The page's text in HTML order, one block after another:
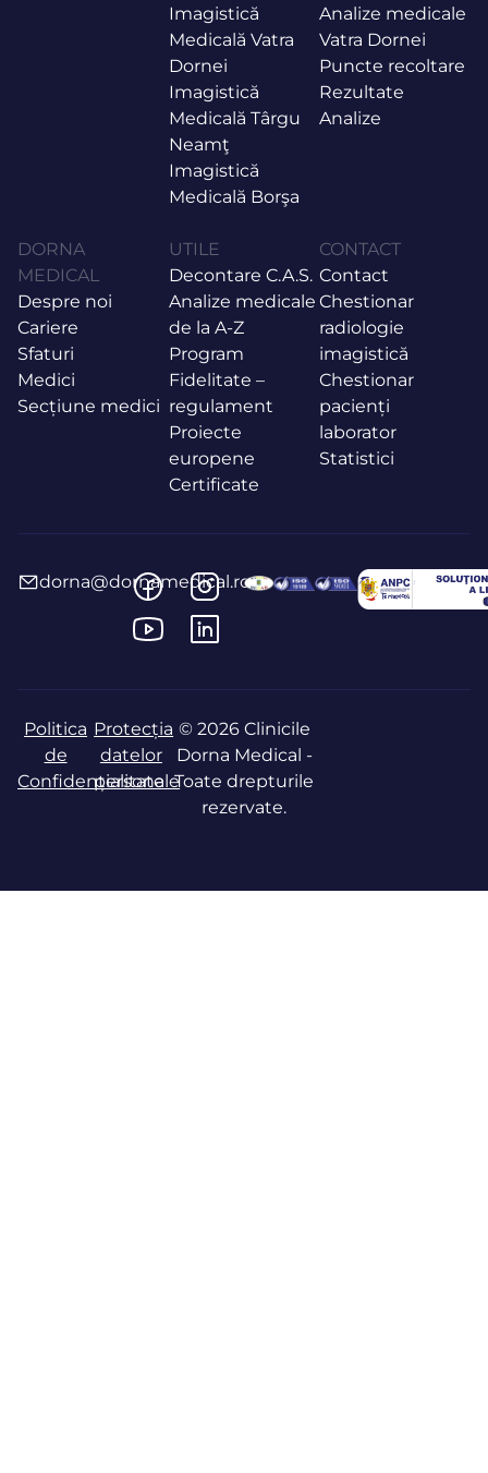
Imagistică
Medicală Vatra
Dornei
Imagistică
Medicală Târgu
Neamţ
Imagistică
Medicală Borşa
Analize medicale
Vatra Dornei
Puncte recoltare
Rezultate
Analize
DORNA
MEDICAL
Despre noi
Cariere
Sfaturi
Medici
Secțiune medici
UTILE
Decontare C.A.S.
Analize medicale
de la A-Z
Program
Fidelitate –
regulament
Proiecte
europene
Certificate
CONTACT
Contact
Chestionar
radiologie
imagistică
Chestionar
pacienți
laborator
Statistici
dorna@dornamedical.ro
Politica
de
Confidențialitate
Protecția
datelor
personale
© 2026 Clinicile
Dorna Medical -
Toate drepturile
rezervate.